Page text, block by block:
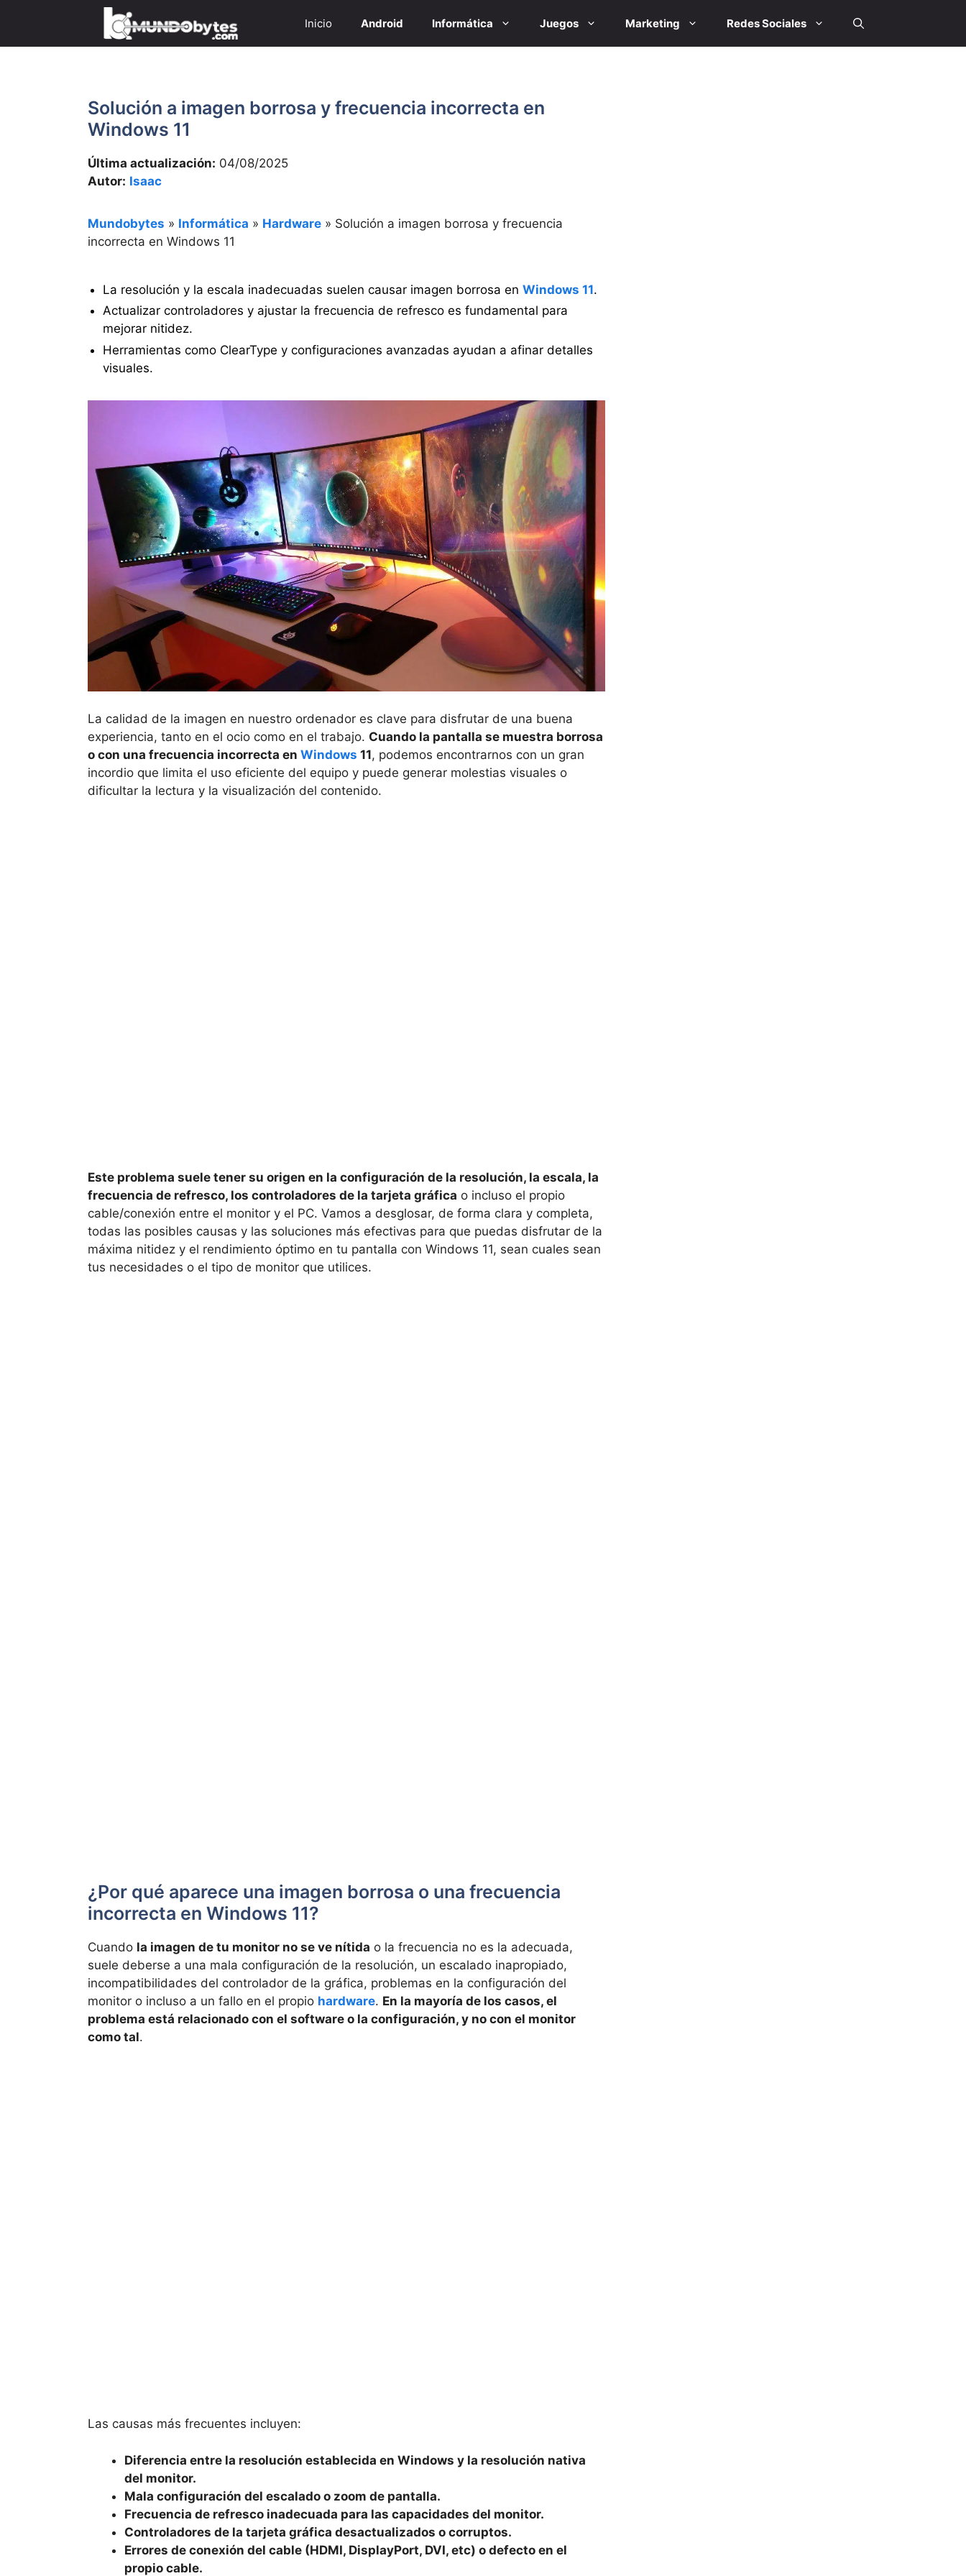
contenido
Inicio Android Informática Juegos Marketing Redes Sociales
Solución a imagen borrosa y frecuencia incorrecta en
Windows 11
Última actualización: 04/08/2025
Autor: Isaac
Mundobytes » Informática » Hardware » Solución a imagen borrosa y frecuencia
incorrecta en Windows 11
La resolución y la escala inadecuadas suelen causar imagen borrosa en Windows 11.
Actualizar controladores y ajustar la frecuencia de refresco es fundamental para
mejorar nitidez.
Herramientas como ClearType y configuraciones avanzadas ayudan a afinar detalles
visuales.
La calidad de la imagen en nuestro ordenador es clave para disfrutar de una buena
experiencia, tanto en el ocio como en el trabajo. Cuando la pantalla se muestra borrosa
o con una frecuencia incorrecta en Windows 11, podemos encontrarnos con un gran
incordio que limita el uso eficiente del equipo y puede generar molestias visuales o
dificultar la lectura y la visualización del contenido.
Este problema suele tener su origen en la configuración de la resolución, la escala, la
frecuencia de refresco, los controladores de la tarjeta gráfica o incluso el propio
cable/conexión entre el monitor y el PC. Vamos a desglosar, de forma clara y completa,
todas las posibles causas y las soluciones más efectivas para que puedas disfrutar de la
máxima nitidez y el rendimiento óptimo en tu pantalla con Windows 11, sean cuales sean
tus necesidades o el tipo de monitor que utilices.
¿Por qué aparece una imagen borrosa o una frecuencia
incorrecta en Windows 11?
Cuando la imagen de tu monitor no se ve nítida o la frecuencia no es la adecuada,
suele deberse a una mala configuración de la resolución, un escalado inapropiado,
incompatibilidades del controlador de la gráfica, problemas en la configuración del
monitor o incluso a un fallo en el propio hardware. En la mayoría de los casos, el
problema está relacionado con el software o la configuración, y no con el monitor
como tal.
Las causas más frecuentes incluyen:
Diferencia entre la resolución establecida en Windows y la resolución nativa
del monitor.
Mala configuración del escalado o zoom de pantalla.
Frecuencia de refresco inadecuada para las capacidades del monitor.
Controladores de la tarjeta gráfica desactualizados o corruptos.
Errores de conexión del cable (HDMI, DisplayPort, DVI, etc) o defecto en el
propio cable.